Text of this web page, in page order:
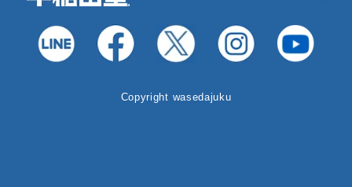
Copyright wasedajuku